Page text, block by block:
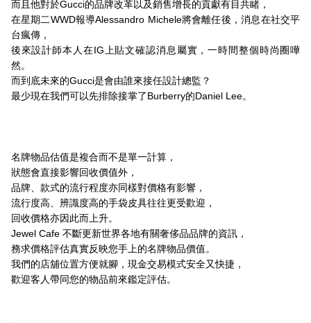
而且他對於Gucci的品牌改革以及銷售增長的貢獻有目共睹，
在星期二WWD報導Alessandro Michele將會離任後，消息在社交平
台瘋傳，
後來設計師本人在IG上貼文確認消息屬實，一時間整個時尚圈嘩
然。
而到底未來的Gucci是會由誰來接任設計總監？
最少現在我們可以先排除接掌了Burberry的Daniel Lee。
名牌物品估值是複合而不是單一計算，
狀態會直接影響回收價值外，
品牌、款式的流行程度亦同樣對價格有影響，
流行度高、辨識度高的手袋皮具往往更受歡迎，
回收價格亦因此而上升。
Jewel Cafe 不斷更新世界各地有關奢侈品品牌的資訊，
務求價格評估真實反映您手上的名牌物品價值。
我們的店舖位置方便就腳，現金交易模式安全又快捷，
歡迎客人帶同您的物品前來鑑定評估。